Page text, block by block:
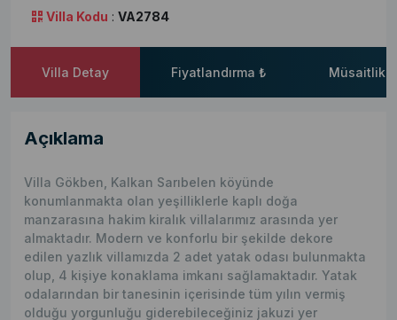
Villa Kodu : VA2784
Villa Detay Fiyatlandırma ₺ Müsaitlik
Açıklama
Villa Gökben, Kalkan Sarıbelen köyünde
konumlanmakta olan yeşilliklerle kaplı doğa
manzarasına hakim kiralık villalarımız arasında yer
almaktadır. Modern ve konforlu bir şekilde dekore
edilen yazlık villamızda 2 adet yatak odası bulunmakta
olup, 4 kişiye konaklama imkanı sağlamaktadır. Yatak
odalarından bir tanesinin içerisinde tüm yılın vermiş
olduğu yorgunluğu giderebileceğiniz jakuzi yer